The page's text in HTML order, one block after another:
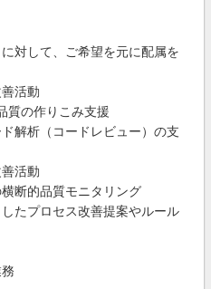
対して、ご希望を元に配属を
活動
質の作りこみ支援
解析（コードレビュー）の支
活動
断的品質モニタリング
たプロセス改善提案やルール